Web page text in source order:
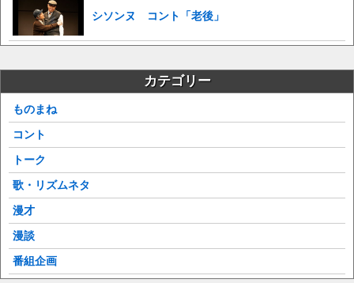
シソンヌ コント「老後」
カテゴリー
ものまね
コント
トーク
歌・リズムネタ
漫才
漫談
番組企画